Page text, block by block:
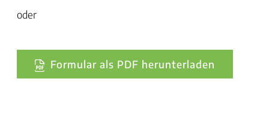
oder
Formular als PDF herunterladen